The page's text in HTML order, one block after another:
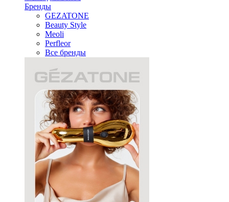
Бренды
GEZATONE
Beauty Style
Meoli
Perfleor
Все бренды